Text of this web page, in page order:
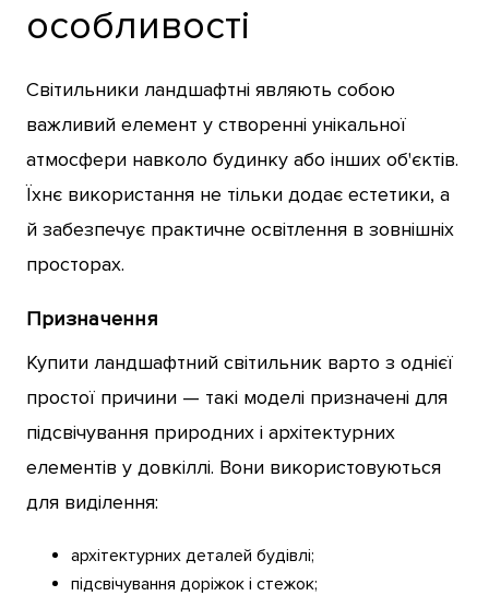
особливості
Світильники ландшафтні являють собою
важливий елемент у створенні унікальної
атмосфери навколо будинку або інших об'єктів.
Їхнє використання не тільки додає естетики, а
й забезпечує практичне освітлення в зовнішніх
просторах.
Призначення
Купити ландшафтний світильник варто з однієї
простої причини — такі моделі призначені для
підсвічування природних і архітектурних
елементів у довкіллі. Вони використовуються
для виділення:
архітектурних деталей будівлі;
підсвічування доріжок і стежок;